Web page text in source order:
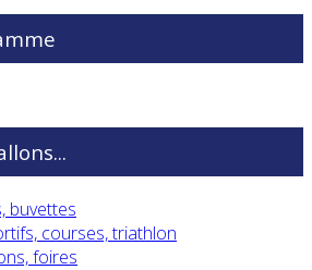
buvettes
courses, triathlon
foires